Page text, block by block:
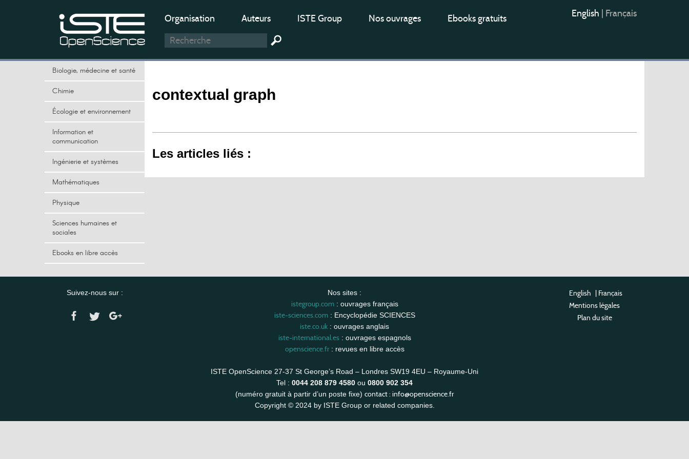
Organisation Auteurs ISTE Group Nos ouvrages Ebooks gratuits English Français
Biologie, médecine et santé
Chimie
Écologie et environnement
Information et
communication
Ingénierie et systèmes
Mathématiques
Physique
Sciences humaines et
sociales
Ebooks en libre accès
contextual graph
Les articles liés :
Suivez-nous sur : Nos sites :
istegroup.com: ouvrages français
iste-sciences.com: Encyclopédie SCIENCES
iste.co.uk : ouvrages anglais
iste-international.es: ouvrages espagnols
openscience.fr: revues en libre accès
ISTE OpenScience 27-37 St George’s Road – Londres SW19 4EU – Royaume-Uni
Tel : 0044 208 879 4580 ou 0800 902 354
(numéro gratuit à partir d’un poste fixe) contact : info@openscience.fr
Copyright © 2024 by ISTE Group or related companies.
English | Français
Mentions légales
Plan du site